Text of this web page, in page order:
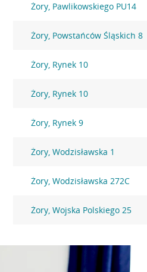
Żory, Pawlikowskiego PU14
Żory, Powstańców Śląskich 8
Żory, Rynek 10
Żory, Rynek 10
Żory, Rynek 9
Żory, Wodzisławska 1
Żory, Wodzisławska 272C
Żory, Wojska Polskiego 25